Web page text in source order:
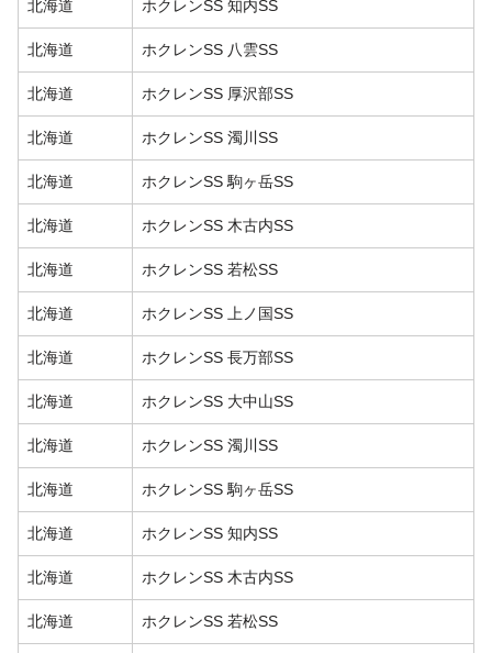
北海道 ホクレンSS 知内SS
北海道 ホクレンSS 八雲SS
北海道 ホクレンSS 厚沢部SS
北海道 ホクレンSS 濁川SS
北海道 ホクレンSS 駒ヶ岳SS
北海道 ホクレンSS 木古内SS
北海道 ホクレンSS 若松SS
北海道 ホクレンSS 上ノ国SS
北海道 ホクレンSS 長万部SS
北海道 ホクレンSS 大中山SS
北海道 ホクレンSS 濁川SS
北海道 ホクレンSS 駒ヶ岳SS
北海道 ホクレンSS 知内SS
北海道 ホクレンSS 木古内SS
北海道 ホクレンSS 若松SS